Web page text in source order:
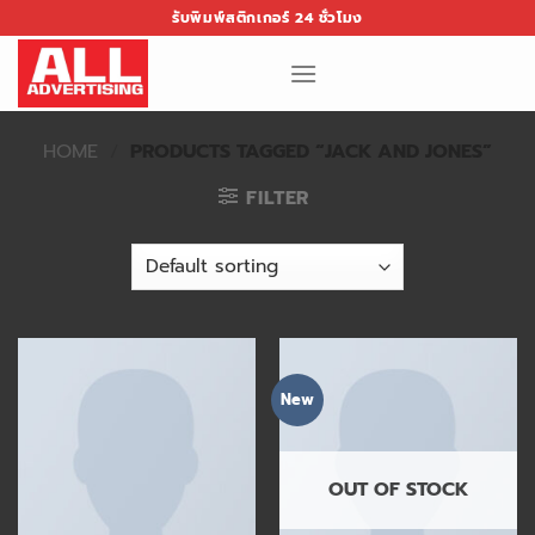
to
content
รับพิมพ์สติกเกอร์ 24 ชั่วโมง
HOME
FILTER
New
OUT OF STOCK